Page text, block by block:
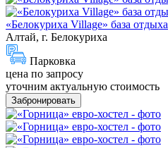
«Белокуриха Village» база отдыха
Алтай, г. Белокуриха
Парковка
цена по запросу
уточним актуальную стоимость
Забронировать